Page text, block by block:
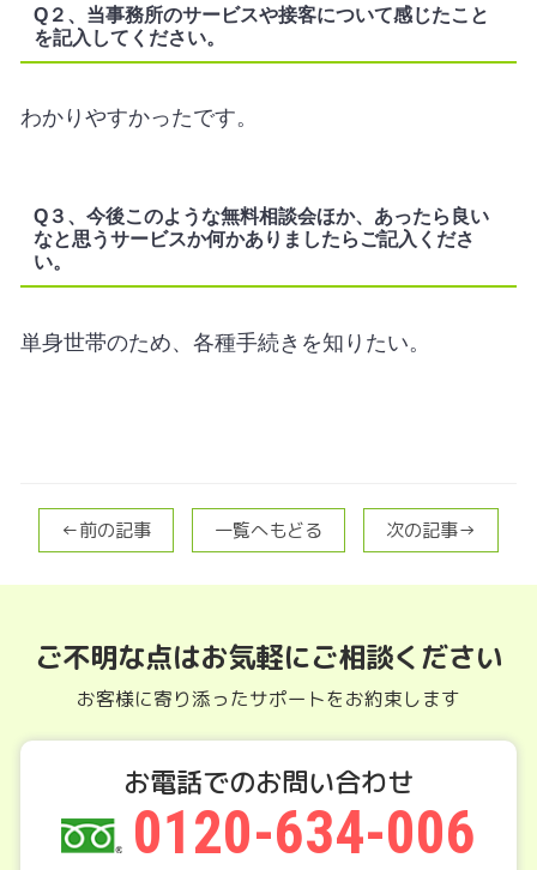
Q２、当事務所のサービスや接客について感じたこと
を記入してください。
わかりやすかったです。
Q３、今後このような無料相談会ほか、あったら良い
なと思うサービスか何かありましたらご記入くださ
い。
単身世帯のため、各種手続きを知りたい。
←前の記事 一覧へもどる 次の記事→
ご不明な点はお気軽にご相談ください
お客様に寄り添ったサポートをお約束します
お電話でのお問い合わせ
0120-634-006